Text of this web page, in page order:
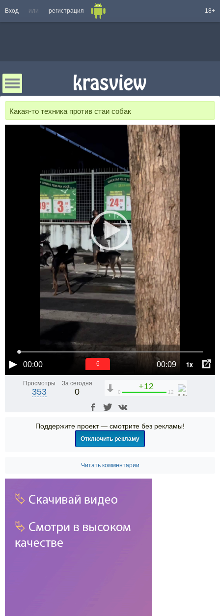
Вход или регистрация 18+
Какая-то техника против стаи собак
00:00 00:09 1x
5
Просмотры
353
За сегодня
0
+12
0 12
Поддержите проект — смотрите без рекламы!
Отключить рекламу
Читать комментарии